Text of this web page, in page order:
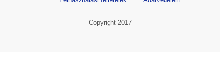
Copyright 2017